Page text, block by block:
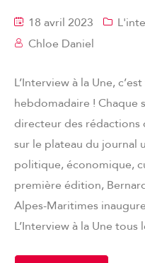
18 avril 2023
Chloe Daniel
L’Interview à la Une,
hebdomadaire ! Chaque
directeur des
sur le plateau du journal
politique, économique,
première édition,
Alpes-Maritimes
L’Interview à la Une tous